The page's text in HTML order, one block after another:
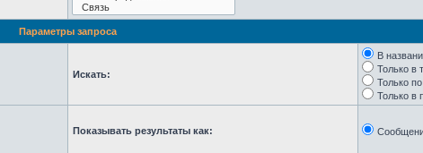
Параметры запроса
Искать:
В
Только в
Только
Только в
Показывать результаты как: